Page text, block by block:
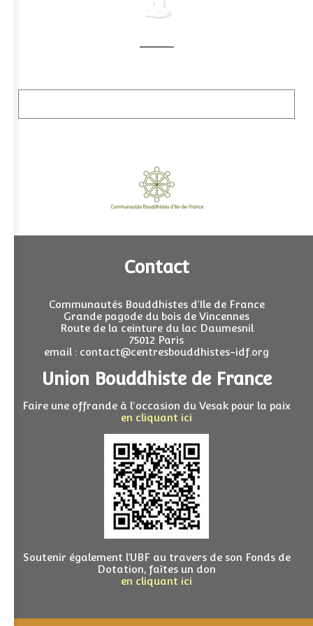
Contact
Communautés Bouddhistes d’Ile de France
Grande pagode du bois de Vincennes
Route de la ceinture du lac Daumesnil
75012 Paris
email : contact@centresbouddhistes-idf.org
Union Bouddhiste de France
Faire une offrande à l'occasion du Vesak pour la paix
en cliquant ici
Soutenir également l’UBF au travers de son Fonds de
Dotation, faîtes un don
en cliquant ici